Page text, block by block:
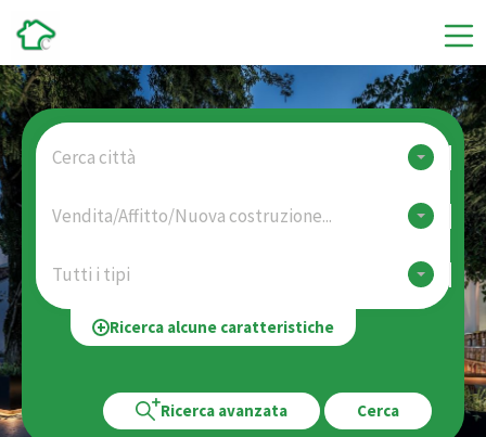
Cerca città
Vendita/Affitto/Nuova costruzione...
Tutti i tipi
Ricerca alcune caratteristiche
Ricerca avanzata Cerca